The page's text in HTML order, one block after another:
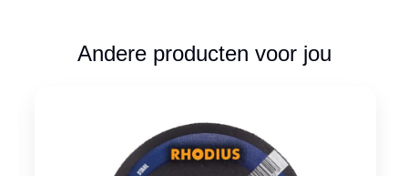
Andere producten voor jou